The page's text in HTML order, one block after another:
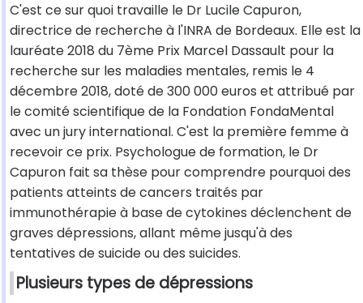
C'est ce sur quoi travaille le Dr Lucile Capuron,
directrice de recherche à l'INRA de Bordeaux. Elle est la
lauréate 2018 du 7ème Prix Marcel Dassault pour la
recherche sur les maladies mentales, remis le 4
décembre 2018, doté de 300 000 euros et attribué par
le comité scientifique de la Fondation FondaMental
avec un jury international. C'est la première femme à
recevoir ce prix. Psychologue de formation, le Dr
Capuron fait sa thèse pour comprendre pourquoi des
patients atteints de cancers traités par
immunothérapie à base de cytokines déclenchent de
graves dépressions, allant même jusqu'à des
tentatives de suicide ou des suicides.
Plusieurs types de dépressions